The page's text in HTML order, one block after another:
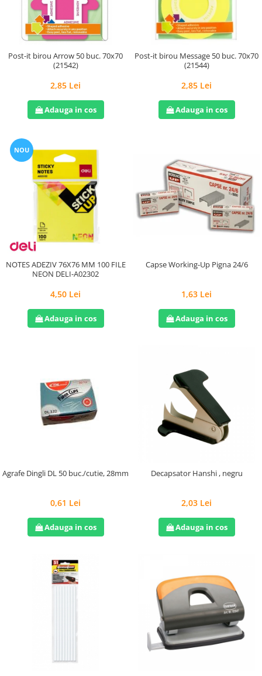
Hârtie
Lavete și bureți
Lumanari
Mopuri
Odorizante cameră/auto
Odorizante toaletă
Pahare și accesorii
Detergenți și balsam de rufe
Dispensere/dozatoare
Servețele umede
Tipizate
Tuș & more
Post-it birou Arrow 50 buc. 70x70
(21542)
2,85 Lei
Adauga in cos
Post-it birou Message 50 buc. 70x70
(21544)
2,85 Lei
Adauga in cos
NOU
NOTES ADEZIV 76X76 MM 100 FILE
NEON DELI-A02302
4,50 Lei
Adauga in cos
Capse Working-Up Pigna 24/6
1,63 Lei
Adauga in cos
Agrafe Dingli DL 50 buc./cutie, 28mm
0,61 Lei
Adauga in cos
Decapsator Hanshi , negru
2,03 Lei
Adauga in cos